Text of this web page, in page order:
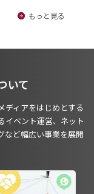
もっと見る
いて
ディアをはじめとする
イベント運営、ネット
など幅広い事業を展開